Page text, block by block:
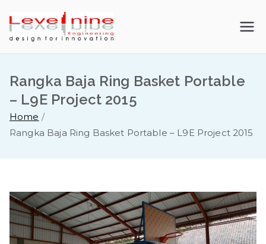
content
Engineerin
g |
Kontraktor
Rangka Baja Ring Basket Portable
– L9E Project 2015
Home
Rangka Baja Ring Basket Portable – L9E Project 2015